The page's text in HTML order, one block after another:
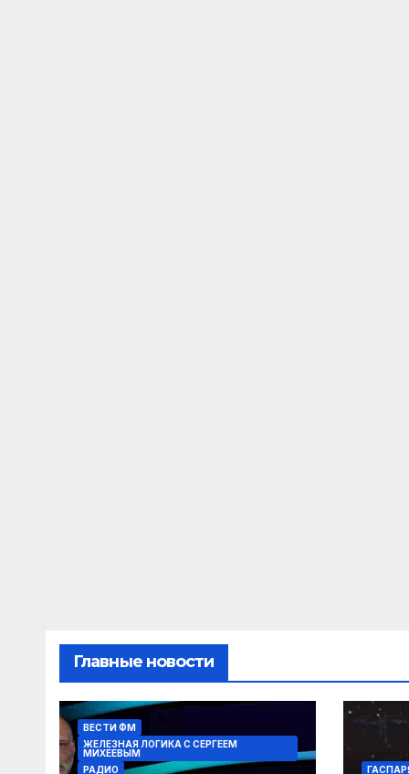
Главные новости
ВЕСТИ ФМ
ЖЕЛЕЗНАЯ ЛОГИКА С СЕРГЕЕМ
МИХЕЕВЫМ
РАДИО